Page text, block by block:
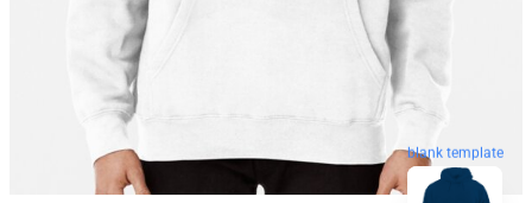
blank template